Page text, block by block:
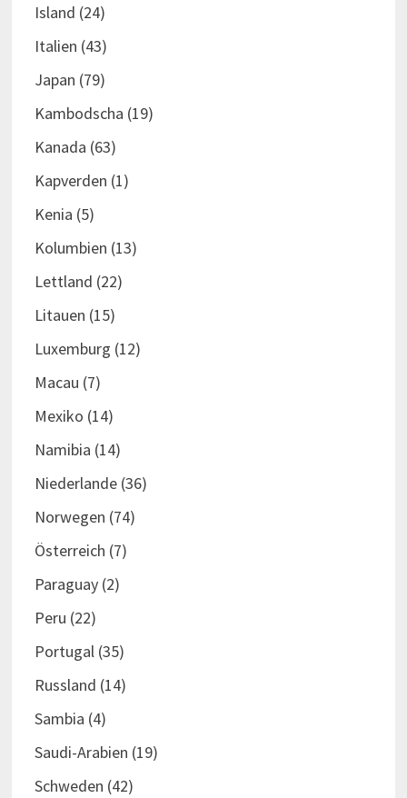
Island (24)
Italien (43)
Japan (79)
Kambodscha (19)
Kanada (63)
Kapverden (1)
Kenia (5)
Kolumbien (13)
Lettland (22)
Litauen (15)
Luxemburg (12)
Macau (7)
Mexiko (14)
Namibia (14)
Niederlande(36)
Norwegen (74)
Österreich (7)
Paraguay(2)
Peru (22)
Portugal(35)
Russland (14)
Sambia (4)
Saudi-Arabien (19)
Schweden (42)